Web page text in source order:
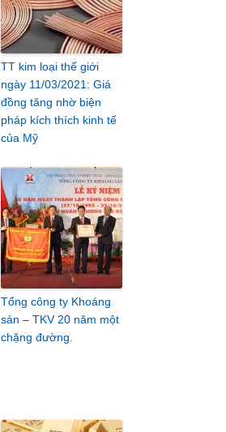
TT kim loại thế giới
ngày 11/03/2021: Giá
đồng tăng nhờ biện
pháp kích thích kinh tế
của Mỹ
Tổng công ty Khoáng
sản – TKV 20 năm một
chặng đường.